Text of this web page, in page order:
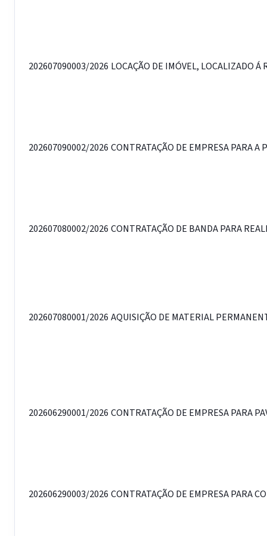
202607090003/2026 LOCAÇÃO DE IMÓVEL, LOCALIZADO
202607090002/2026 CONTRATAÇÃO DE EMPRESA PARA A
202607080002/2026 CONTRATAÇÃO DE BANDA PARA
202607080001/2026 AQUISIÇÃO DE MATERIAL
202606290001/2026 CONTRATAÇÃO DE EMPRESA PARA
202606290003/2026 CONTRATAÇÃO DE EMPRESA PARA